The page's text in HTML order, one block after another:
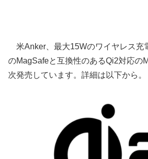
米Anker、最大15Wのワイヤレス充
のMagSafeと互換性のあるQi2対応の
次発売しています。詳細は以下から。